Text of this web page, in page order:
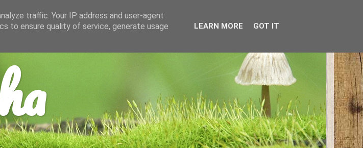
traffic. Your IP address and user-agent
to ensure quality of service, generate usage
LEARN MORE GOT IT